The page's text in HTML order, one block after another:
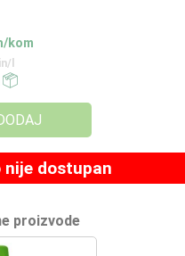
kom
l
dostupan
proizvode